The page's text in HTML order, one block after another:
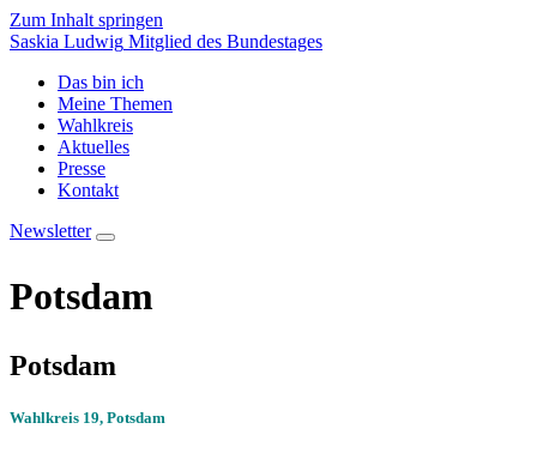
Zum Inhalt springen
Saskia Ludwig Mitglied des Bundestages
Das bin ich
Meine Themen
Wahlkreis
Aktuelles
Presse
Kontakt
Newsletter
Potsdam
Potsdam
Wahlkreis 19, Potsdam